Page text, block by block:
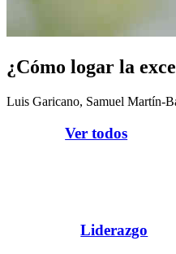
¿Cómo logar la
Luis Garicano, Samuel Martín-
Ver todos
Liderazgo